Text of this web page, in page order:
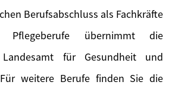
Berufsabschluss als Fachkräfte
Pflegeberufe übernimmt die
für Gesundheit und
Für weitere Berufe finden Sie die